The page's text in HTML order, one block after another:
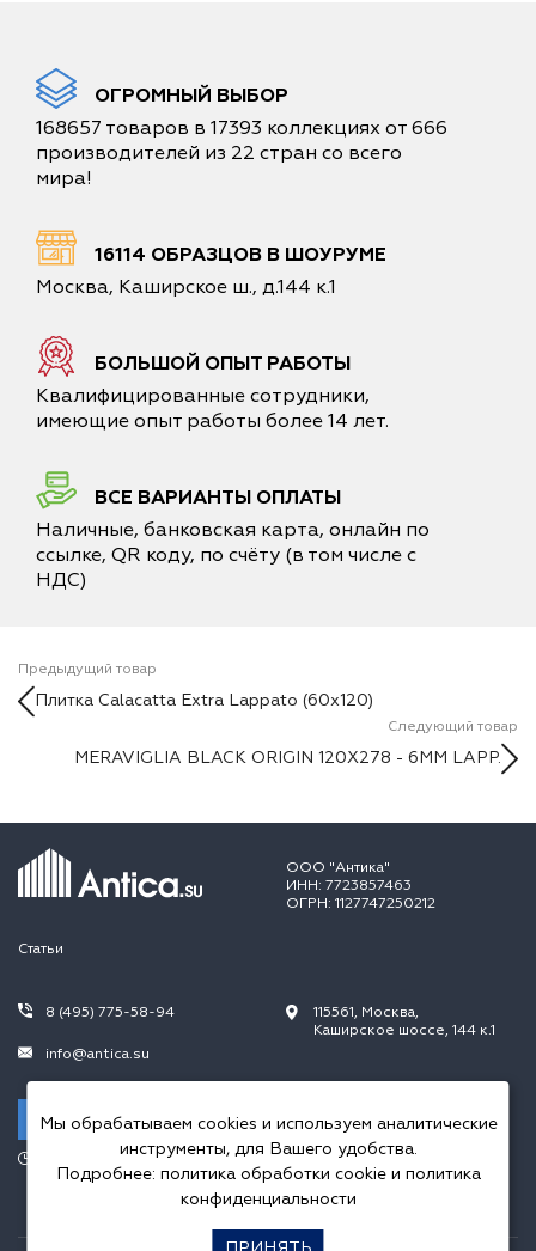
ОГРОМНЫЙ ВЫБОР
168657 товаров в 17393 коллекциях от 666
производителей из 22 стран со всего
мира!
16114 ОБРАЗЦОВ В ШОУРУМЕ
Москва, Каширское ш., д.144 к.1
БОЛЬШОЙ ОПЫТ РАБОТЫ
Квалифицированные сотрудники,
имеющие опыт работы более 14 лет.
ВСЕ ВАРИАНТЫ ОПЛАТЫ
Наличные, банковская карта, онлайн по
ссылке, QR коду, по счёту (в том числе с
НДС)
Предыдущий товар
Плитка Calacatta Extra Lappato (60x120)
Следующий товар
MERAVIGLIA BLACK ORIGIN 120X278 - 6MM LAPP.
ООО "Антика"
ИНН: 7723857463
ОГРН: 1127747250212
Статьи
8 (495) 775-58-94
info@antica.su
Заказать звонок
115561, Москва,
Каширское шоссе, 144 к.1
Пн.-Пт. 10.00-20.00,
Сб.-Вс. 10.00-18.00
Мы обрабатываем cookies и используем аналитические
инструменты, для Вашего удобства.
Подробнее: политика обработки cookieи политика
конфиденциальности